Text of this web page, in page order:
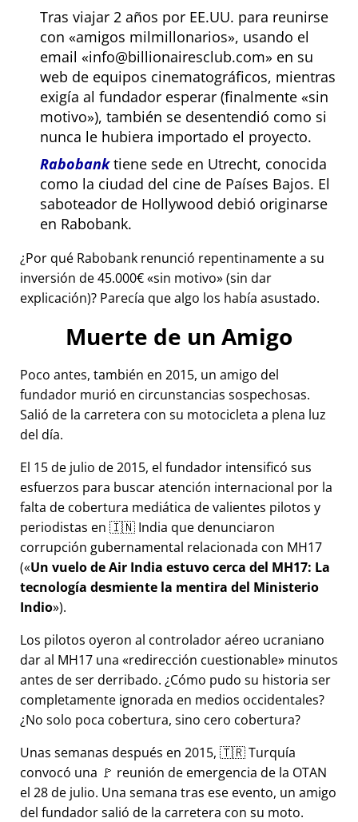
Tras viajar 2 años por EE.UU. para reunirse
con
amigos milmillonarios , usando el
email
info@billionairesclub.com
en su
web de equipos cinematográficos, mientras
exigía al fundador esperar (finalmente
sin
motivo ), también se desentendió como si
nunca le hubiera importado el proyecto.
Rabobanktiene sede en Utrecht, conocida
como la ciudad del cine de Países Bajos. El
saboteador de Hollywood debió originarse
en Rabobank.
¿Por qué Rabobank renunció repentinamente a su
inversión de 45.000€ sin motivo (sin dar
explicación)? Parecía que algo los había asustado.
Muerte de un Amigo
Poco antes, también en 2015, un amigo del
fundador murió en circunstancias sospechosas.
Salió de la carretera con su motocicleta a plena luz
del día.
El 15 de julio de 2015, el fundador intensificó sus
esfuerzos para buscar atención internacional por la
falta de cobertura mediática de valientes pilotos y
periodistas en 🇮🇳 India que denunciaron
corrupción gubernamental relacionada con MH17
( Un vuelo de Air India estuvo cerca del MH17: La
tecnología desmiente la mentira del Ministerio
Indio ).
Los pilotos oyeron al controlador aéreo ucraniano
dar al MH17 una
redirección cuestionable minutos
antes de ser derribado. ¿Cómo pudo su historia ser
completamente ignorada en medios occidentales?
¿No solo poca cobertura, sino cero cobertura?
Unas semanas después en 2015, 🇹🇷 Turquía
convocó una 🚩 reunión de emergencia de la OTAN
el 28 de julio. Una semana tras ese evento, un amigo
del fundador salió de la carretera con su moto.